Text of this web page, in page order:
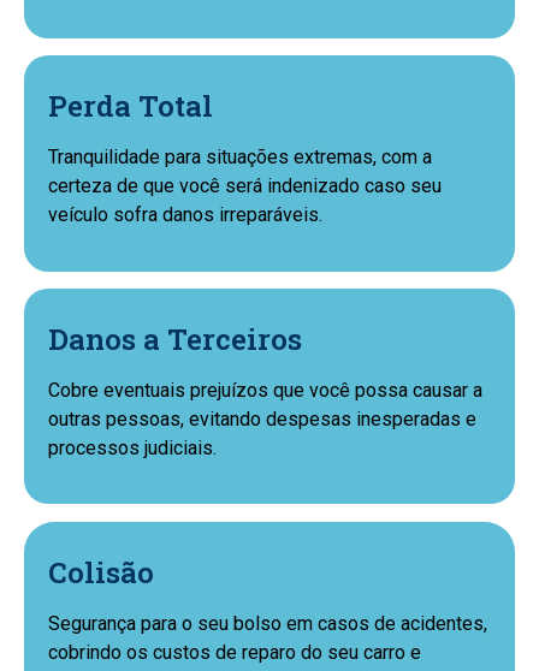
Perda Total
Tranquilidade para situações extremas, com a
certeza de que você será indenizado caso seu
veículo sofra danos irreparáveis.
Danos a Terceiros
Cobre eventuais prejuízos que você possa causar a
outras pessoas, evitando despesas inesperadas e
processos judiciais.
Colisão
Segurança para o seu bolso em casos de acidentes,
cobrindo os custos de reparo do seu carro e